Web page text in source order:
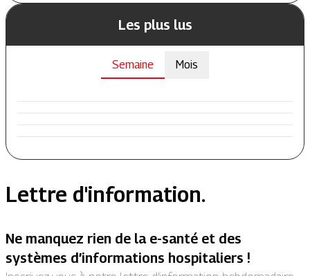
Les plus lus
Semaine Mois
Lettre d'information.
Ne manquez rien de la e-santé et des
systèmes d’informations hospitaliers !